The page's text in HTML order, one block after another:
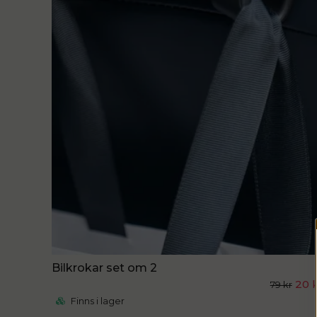
Bilkrokar set om 2
79 kr 20 kr
Finns i lager